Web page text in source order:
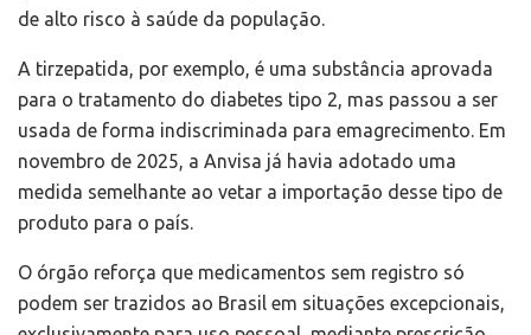
de alto risco à saúde da população.
A tirzepatida, por exemplo, é uma substância aprovada
para o tratamento do diabetes tipo 2, mas passou a ser
usada de forma indiscriminada para emagrecimento. Em
novembro de 2025, a Anvisa já havia adotado uma
medida semelhante ao vetar a importação desse tipo de
produto para o país.
O órgão reforça que medicamentos sem registro só
podem ser trazidos ao Brasil em situações excepcionais,